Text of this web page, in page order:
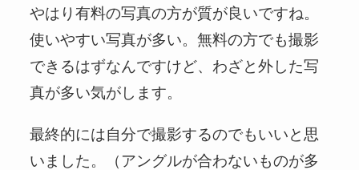
やはり有料の写真の方が質が良いですね。
使いやすい写真が多い。無料の方でも撮影
できるはずなんですけど、わざと外した写
真が多い気がします。
最終的には自分で撮影するのでもいいと思
いました。（アングルが合わないものが多